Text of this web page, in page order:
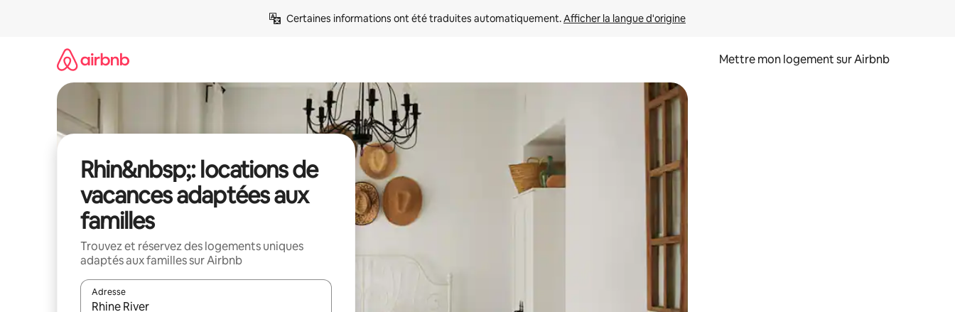
Certaines informations ont été traduites automatiquement. Afficher la langue d'origine
Mettre mon logement sur Airbnb
Rhin&nbsp;: locations de
vacances adaptées aux
familles
Trouvez et réservez des logements uniques
adaptés aux familles sur Airbnb
Adresse
Lorsque les résultats s'affichent, utilisez les flèches vers le haut et vers le bas pour les parcourir ou en appuyant et en faisant glisser.